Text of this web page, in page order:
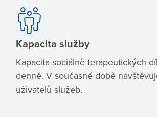
Kapacita služby
Kapacita sociálně terapeutických
denně. V současné době
uživatelů služeb.